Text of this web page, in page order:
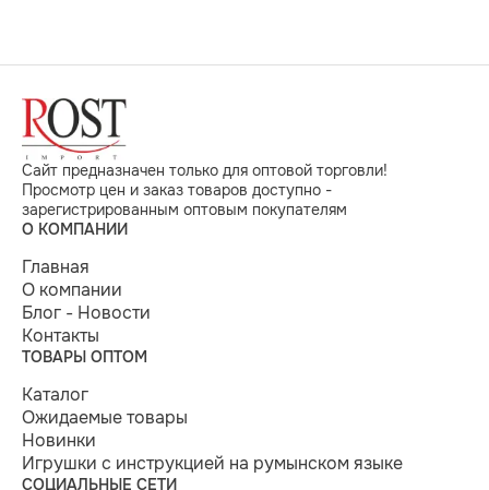
Сайт предназначен только для оптовой торговли!
Просмотр цен и заказ товаров доступно -
зарегистрированным оптовым покупателям
О КОМПАНИИ
Главная
О компании
Блог - Новости
Контакты
ТОВАРЫ ОПТОМ
Каталог
Ожидаемые товары
Новинки
Игрушки с инструкцией на румынском языке
СОЦИАЛЬНЫЕ СЕТИ